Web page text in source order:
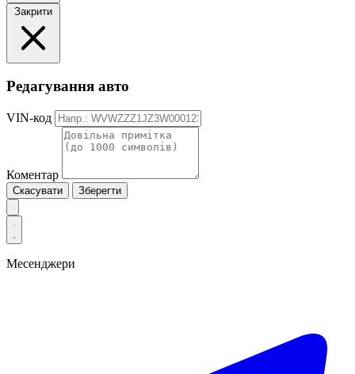
Закрити
Редагування авто
VIN-код
Коментар
Скасувати Зберегти
Месенджери